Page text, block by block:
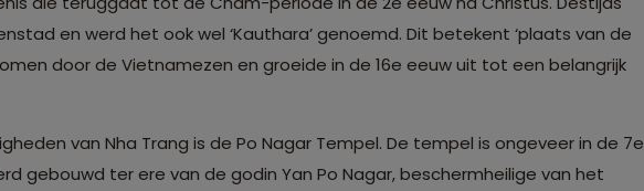
en werd het ook wel ‘Kauthara’ genoemd. Dit betekent ‘plaats van de
door de Vietnamezen en groeide in de 16e eeuw uit tot een belangrijk
van Nha Trang is de Po Nagar Tempel. De tempel is ongeveer in de 7e
gebouwd ter ere van de godin Yan Po Nagar, beschermheilige van het